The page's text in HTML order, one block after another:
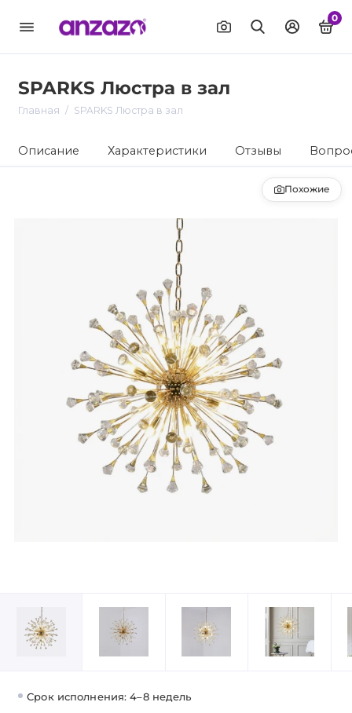
0
SPARKS Люстра в зал
Главная SPARKS Люстра в зал
Описание Характеристики Отзывы
Похожие
Срок исполнения: 4–8 недель